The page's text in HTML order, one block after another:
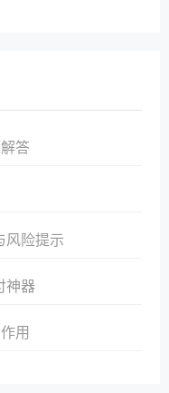
答
风险提示
神器
用